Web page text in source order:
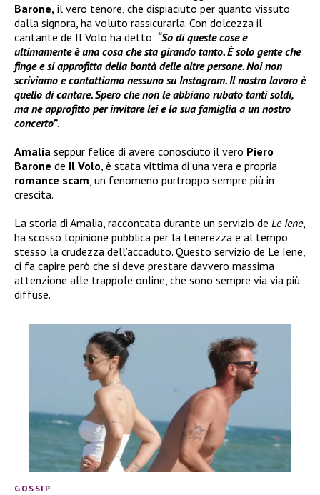
Barone, il vero tenore, che dispiaciuto per quanto vissuto
dalla signora, ha voluto rassicurarla. Con dolcezza il
cantante de Il Volo ha detto: “So di queste cose e
ultimamente è una cosa che sta girando tanto. È solo gente che
finge e si approfitta della bontà delle altre persone. Noi non
scriviamo e contattiamo nessuno su Instagram. Il nostro lavoro è
quello di cantare. Spero che non le abbiano rubato tanti soldi,
ma ne approfitto per invitare lei e la sua famiglia a un nostro
concerto”.
Amalia seppur felice di avere conosciuto il vero Piero
Barone de Il Volo , è stata vittima di una vera e propria
romance scam , un fenomeno purtroppo sempre più in
crescita.
La storia di Amalia, raccontata durante un servizio de Le Iene,
ha scosso l’opinione pubblica per la tenerezza e al tempo
stesso la crudezza dell’accaduto. Questo servizio de Le Iene,
ci fa capire però che si deve prestare davvero massima
attenzione alle trappole online, che sono sempre via via più
diffuse.
GOSSIP